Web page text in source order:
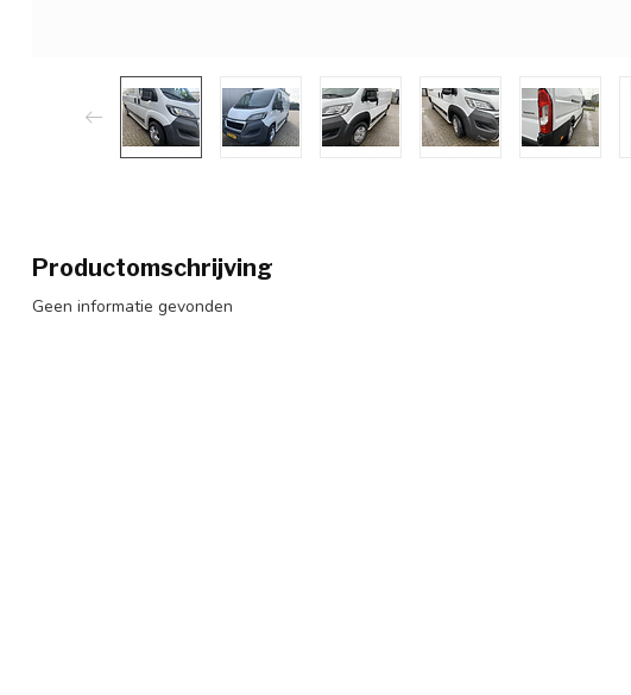
Productomschrijving
Geen informatie gevonden